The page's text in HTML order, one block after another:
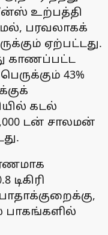
உற்பத்தி
பரவலாகக்
ஏற்பட்டது.
காணப்பட்ட
43%
கடல்
டன் சாலமன்
பாகங்களில்